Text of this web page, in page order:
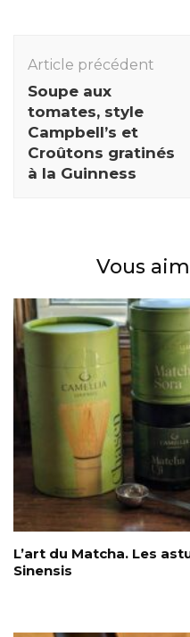
des
articles
Article précédent
Soupe aux
tomates, style
Campbell’s et
Croûtons gratinés
à la Guinness
Vous
L’art du Matcha. Les
Sinensis